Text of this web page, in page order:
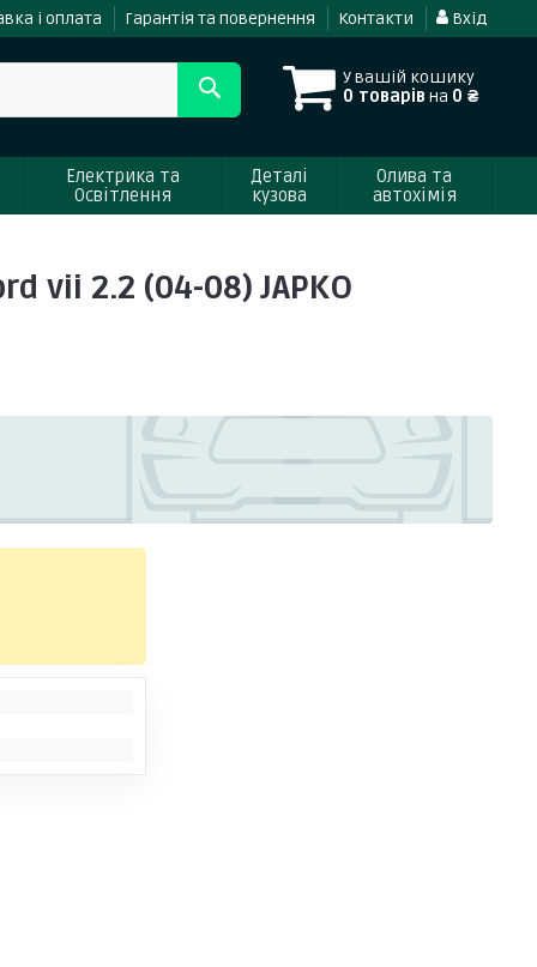
і оплата Гарантія та повернення Контакти Вхід
У вашій кошику
0 товарів на 0 ₴
Електрика та
Освітлення
Деталі
кузова
Олива та
автохімія
vii 2.2 (04-08) JAPKO